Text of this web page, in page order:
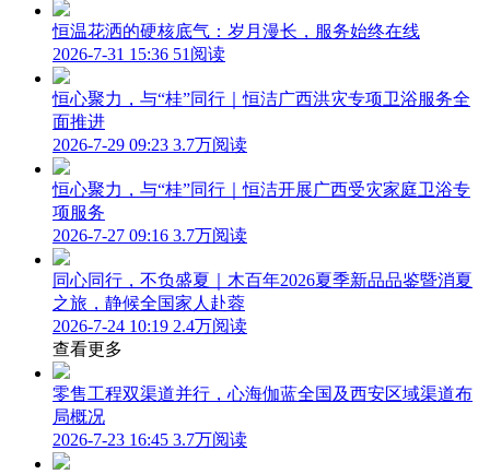
恒温花洒的硬核底气：岁月漫长，服务始终在线
2026-7-31 15:36 51阅读
恒心聚力，与“桂”同行｜恒洁广西洪灾专项卫浴服务全
面推进
2026-7-29 09:23 3.7万阅读
恒心聚力，与“桂”同行｜恒洁开展广西受灾家庭卫浴专
项服务
2026-7-27 09:16 3.7万阅读
同心同行，不负盛夏｜木百年2026夏季新品品鉴暨消夏
之旅，静候全国家人赴蓉
2026-7-24 10:19 2.4万阅读
查看更多
零售工程双渠道并行，心海伽蓝全国及西安区域渠道布
局概况
2026-7-23 16:45 3.7万阅读